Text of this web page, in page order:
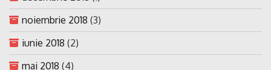
noiembrie 2018 (3)
iunie 2018 (2)
mai 2018 (4)